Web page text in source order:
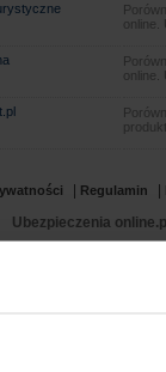
Regulamin
Ubezpieczenia